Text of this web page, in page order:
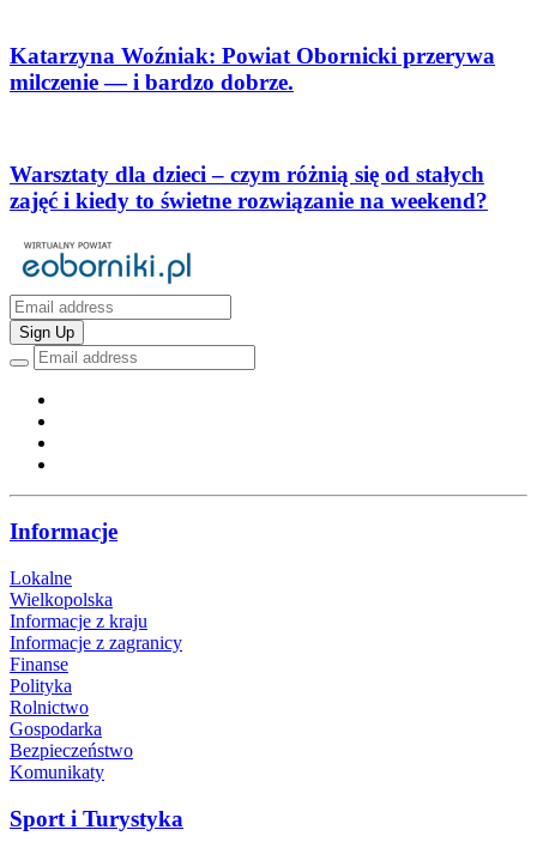
Katarzyna Woźniak: Powiat Obornicki przerywa
milczenie — i bardzo dobrze.
Warsztaty dla dzieci – czym różnią się od stałych
zajęć i kiedy to świetne rozwiązanie na weekend?
Sign Up
Informacje
Lokalne
Wielkopolska
Informacje z kraju
Informacje z zagranicy
Finanse
Polityka
Rolnictwo
Gospodarka
Bezpieczeństwo
Komunikaty
Sport i Turystyka